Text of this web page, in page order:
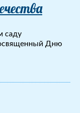
саду
Дню